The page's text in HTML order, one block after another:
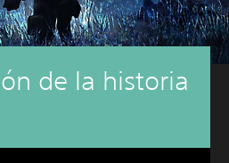
de la historia